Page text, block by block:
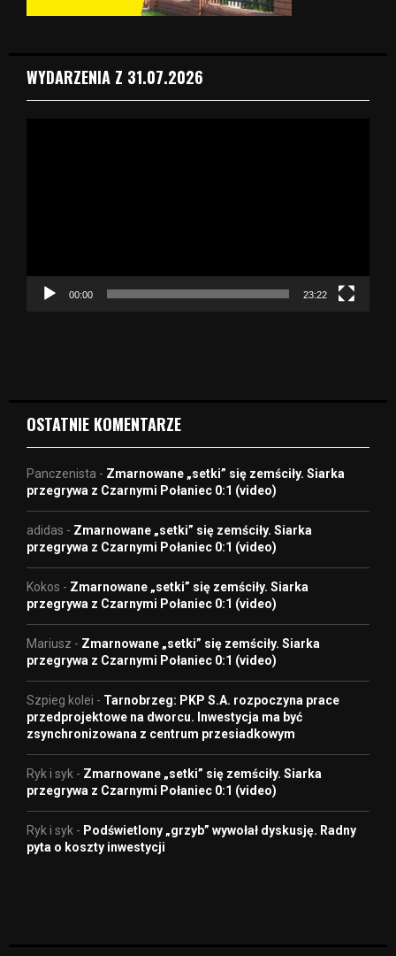
WYDARZENIA Z 31.07.2026
c
00:00 23:22
OSTATNIE KOMENTARZE
Panczenista - Zmarnowane „setki” się zemściły. Siarka
przegrywa z Czarnymi Połaniec 0:1 (video)
adidas - Zmarnowane „setki” się zemściły. Siarka
przegrywa z Czarnymi Połaniec 0:1 (video)
Kokos - Zmarnowane „setki” się zemściły. Siarka
przegrywa z Czarnymi Połaniec 0:1 (video)
Mariusz - Zmarnowane „setki” się zemściły. Siarka
przegrywa z Czarnymi Połaniec 0:1 (video)
Szpieg kolei - Tarnobrzeg: PKP S.A. rozpoczyna prace
przedprojektowe na dworcu. Inwestycja ma być
zsynchronizowana z centrum przesiadkowym
Ryk i syk - Zmarnowane „setki” się zemściły. Siarka
przegrywa z Czarnymi Połaniec 0:1 (video)
Ryk i syk - Podświetlony „grzyb” wywołał dyskusję. Radny
pyta o koszty inwestycji